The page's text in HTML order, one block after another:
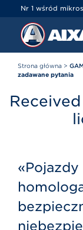
Nr 1 wśród
Strona główna >
zadawane pytania
«Pojazdy
Panel